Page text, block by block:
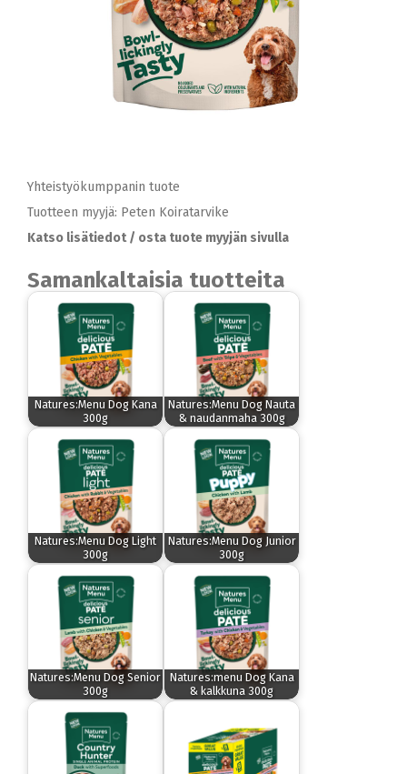
Yhteistyökumppanin tuote
Tuotteen myyjä: Peten Koiratarvike
Katso lisätiedot / osta tuote myyjän sivulla
Samankaltaisia tuotteita
Natures:Menu Dog Kana
300g
Natures:Menu Dog Nauta
& naudanmaha 300g
Natures:Menu Dog Light
300g
Natures:Menu Dog Junior
300g
Natures:Menu Dog Senior
300g
Natures:menu Dog Kana
& kalkkuna 300g